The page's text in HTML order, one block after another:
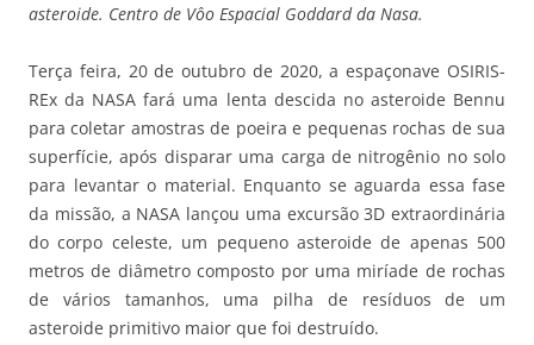
asteroide. Centro de Vôo Espacial Goddard da Nasa.
Terça feira, 20 de outubro de 2020, a espaçonave OSIRIS-
REx da NASA fará uma lenta descida no asteroide Bennu
para coletar amostras de poeira e pequenas rochas de sua
superfície, após disparar uma carga de nitrogênio no solo
para levantar o material. Enquanto se aguarda essa fase
da missão, a NASA lançou uma excursão 3D extraordinária
do corpo celeste, um pequeno asteroide de apenas 500
metros de diâmetro composto por uma miríade de rochas
de vários tamanhos, uma pilha de resíduos de um
asteroide primitivo maior que foi destruído.